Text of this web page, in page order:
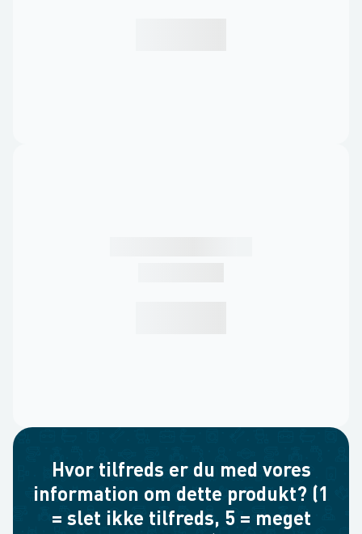
Hvor tilfreds er du med vores
information om dette produkt? (1
= slet ikke tilfreds, 5 = meget